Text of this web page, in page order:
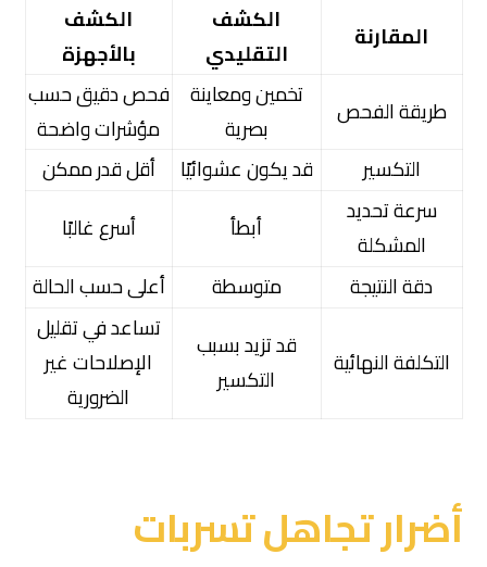
المقارنة
الكشف
التقليدي
الكشف
بالأجهزة
طريقة الفحص
تخمين ومعاينة
بصرية
فحص دقيق حسب
مؤشرات واضحة
التكسير
قد يكون عشوائيًا
أقل قدر ممكن
سرعة تحديد
المشكلة
أبطأ
أسرع غالبًا
دقة النتيجة
متوسطة أعلى حسب الحالة
التكلفة النهائية
قد تزيد بسبب
التكسير
تساعد في تقليل
الإصلاحات غير
الضرورية
أضرار تجاهل تسربات